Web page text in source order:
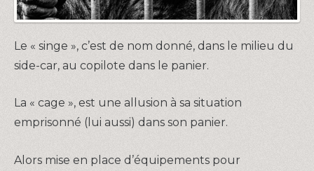
Le « singe », c’est de nom donné, dans le milieu du
side-car, au copilote dans le panier.
La « cage », est une allusion à sa situation
emprisonné (lui aussi) dans son panier.
Alors mise en place d’équipements pour